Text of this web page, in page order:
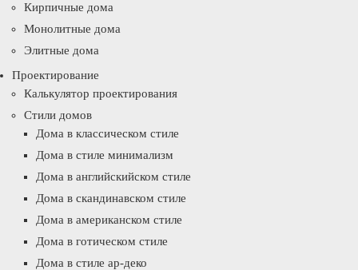
Кирпичные дома
Монолитные дома
Элитные дома
Проектирование
Калькулятор проектирования
Стили домов
Дома в классическом стиле
Дома в стиле минимализм
Дома в английскийском стиле
Дома в скандинавском стиле
Дома в американском стиле
Дома в готическом стиле
Дома в стиле ар-деко